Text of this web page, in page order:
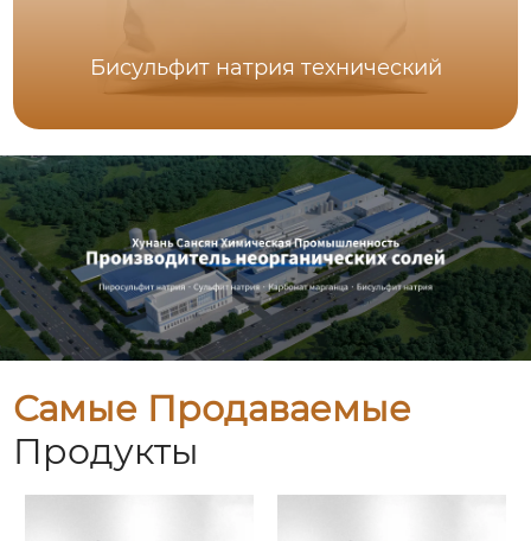
Бисульфит натрия технический
Самые Продаваемые
Продукты